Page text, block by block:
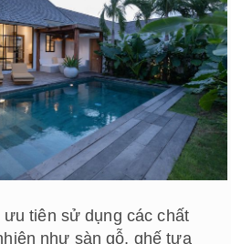
tiên sử dụng các chất
như sàn gỗ, ghế tựa